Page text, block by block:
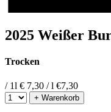
2025 Weißer
Trocken
/ 1l € 7,30 / l €7,30
+ Warenkorb